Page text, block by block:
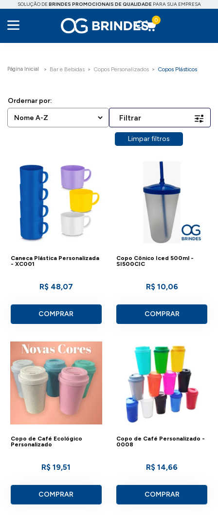
SOLUÇÃO DEBRINDES PROMOCIONAIS DE QUALIDADEPARA SUA EMPRESA
0
Bar e Bebidas Copos Personalizados Copos Plásticos
Filtrar
Limpar filtros
Caneca Plástica Personalizada
- XC001
R$ 48,07
COMPRAR
Copo Cônico Iced 500ml -
SI500CIC
R$ 10,06
COMPRAR
Copo de Café Ecológico
Personalizado
R$ 19,51
COMPRAR
Copo de Café Personalizado -
0008
R$ 14,66
COMPRAR